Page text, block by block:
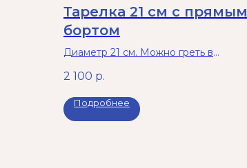
Тарелка 21 см с прямым
бортом
Диаметр 21 см. Можно греть в
посудомоечной машине.
2 100 р.
Подробнее